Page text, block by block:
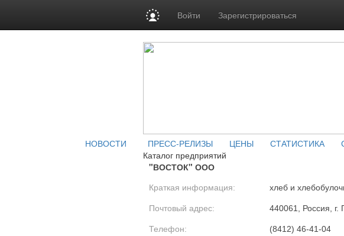
Войти Зарегистрироваться
НОВОСТИ ПРЕСС-РЕЛИЗЫ ЦЕНЫ СТАТИСТИКА
Каталог предприятий
"ВОСТОК" ООО
Краткая информация: хлеб и
Почтовый адрес: 440061, Россия, г.
Телефон: (8412) 46-41-04